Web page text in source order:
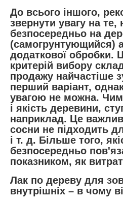
До всього іншого,
звернути увагу на те,
безпосередньо на
(самогрунтующийся)
додаткової обробки.
критерій вибору
продажу найчастіше
перший варіант,
увагою не можна.
і якість деревини,
наприклад. Це
сосни не підходить
і т. д. Більше того,
безпосередньо
показником, як
Лак по дереву для
внутрішніх – в чому